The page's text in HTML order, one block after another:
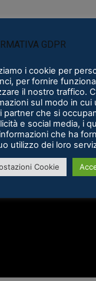
GDPR
i cookie per
per fornire
il nostro traffico.
sul modo in
partner che si
e social media, i
che ha
utilizzo dei loro
Cookie